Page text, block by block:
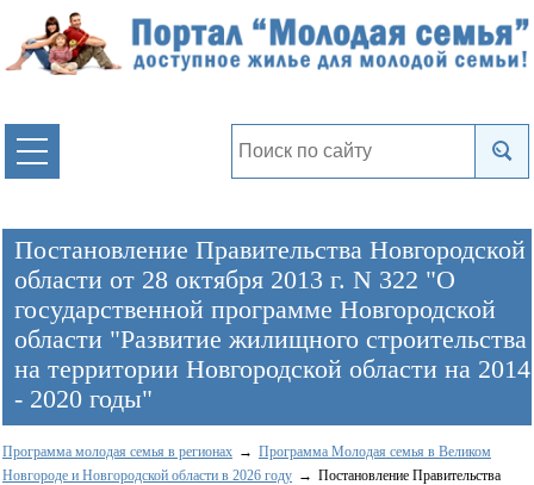
Постановление Правительства Новгородской
области от 28 октября 2013 г. N 322 "О
государственной программе Новгородской
области "Развитие жилищного строительства
на территории Новгородской области на 2014
- 2020 годы"
Программа молодая семья в регионах
Программа Молодая семья в Великом
Новгороде и Новгородской области в 2026 году
Постановление Правительства